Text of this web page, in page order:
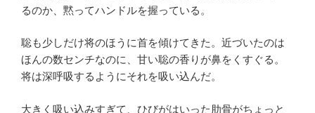
るのか、黙ってハンドルを握っている。
聡も少しだけ将のほうに首を傾けてきた。近づいたのは
ほんの数センチなのに、甘い聡の香りが鼻をくすぐる。
将は深呼吸するようにそれを吸い込んだ。
大きく吸い込みすぎて、ひびがはいった肋骨がちょっと